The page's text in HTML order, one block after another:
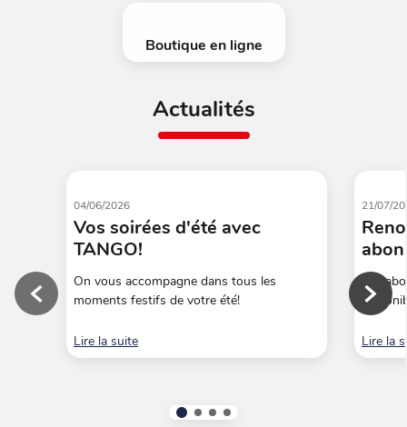
Boutique en ligne
Actualités
04/06/2026
Vos soirées d'été avec
TANGO!
On vous accompagne dans tous les
moments festifs de votre été!
Lire la suite
21/07/
Les
Lire la
Actualité précédente
Actualité n°1 (actif)
Actualité n°2
Actualité n°3
Actualité n°4